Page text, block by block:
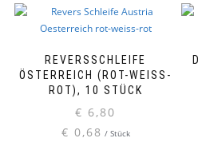
REVERSSCHLEIFE
ÖSTERREICH (ROT-WEISS-R
OT), 10 STÜCK
€ 6,80
€ 0,68 / Stück